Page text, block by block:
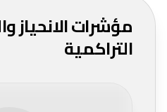
مؤشرات الانحياز
التراكمية